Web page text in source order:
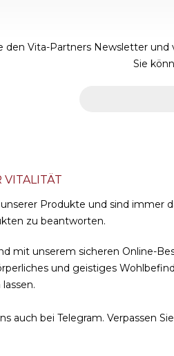
den Vita-Partners Newsletter
Sie
VITALITÄT
Produkte und sind immer
zu beantworten.
mit unserem sicheren Online-
und geistiges
auch bei Telegram. Verpassen